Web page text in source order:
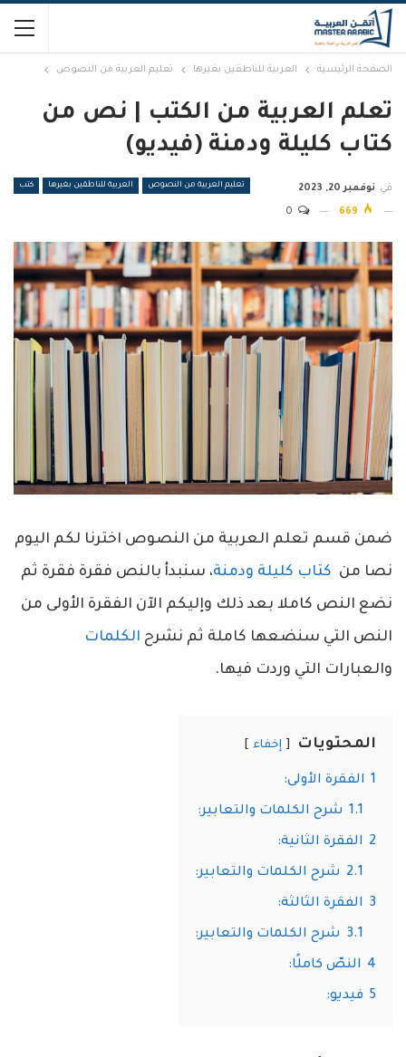
الصفحة الرئيسية العربية للناطقين بغيرها تعليم العربية من النصوص
تعلم العربية من الكتب | نص من
كتاب كليلة ودمنة (فيديو)
تعليم العربية من النصوص العربية للناطقين بغيرها كتب في نوفمبر 20, 2023
ضمن قسم تعلم العربية من النصوص اخترنا لكم اليوم
نصا من كتاب كليلة ودمنة، سنبدأ بالنص فقرة فقرة ثم
نضع النص كاملا بعد ذلك وإليكم الآن الفقرة الأولى من
النص التي سنضعها كاملة ثم نشرح الكلمات
والعبارات التي وردت فيها.
المحتويات إخفاء
1 الفقرة الأولى:
1.1 شرح الكلمات والتعابير:
2 الفقرة الثانية:
2.1 شرح الكلمات والتعابير:
3 الفقرة الثالثة:
3.1 شرح الكلمات والتعابير:
4 النصّ كاملًا:
5 فيديو: